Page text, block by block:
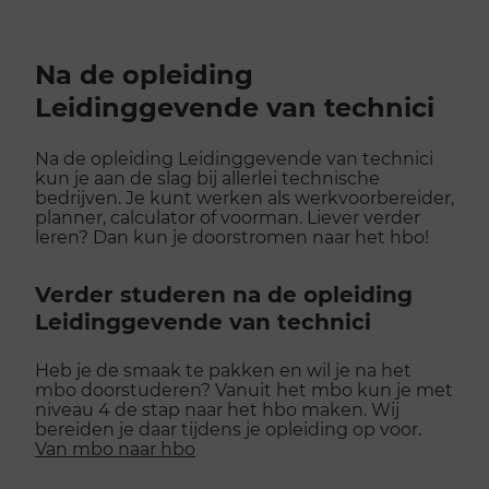
Na de opleiding
Leidinggevende van technici
Na de opleiding Leidinggevende van technici
kun je aan de slag bij allerlei technische
bedrijven. Je kunt werken als werkvoorbereider,
planner, calculator of voorman. Liever verder
leren? Dan kun je doorstromen naar het hbo!
Verder studeren na de opleiding
Leidinggevende van technici
Heb je de smaak te pakken en wil je na het
mbo doorstuderen? Vanuit het mbo kun je met
niveau 4 de stap naar het hbo maken. Wij
bereiden je daar tijdens je opleiding op voor.
Van mbo naar hbo